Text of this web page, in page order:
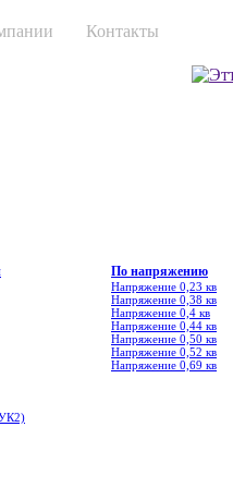
Контакты
По напряжению
Напряжение 0,23 кв
Напряжение 0,38 кв
Напряжение 0,4 кв
Напряжение 0,44 кв
Напряжение 0,50 кв
Напряжение 0,52 кв
Напряжение 0,69 кв